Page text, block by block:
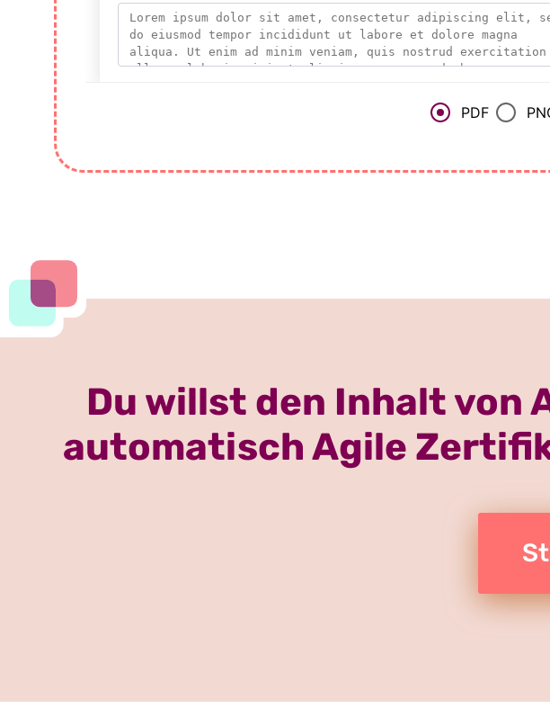
Du willst den Inhalt von
automatisch Agile